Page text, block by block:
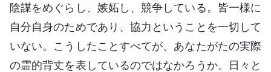
陰謀をめぐらし、嫉妬し、競争している。皆一様に
自分自身のためであり、協力ということを一切して
いない。こうしたことすべてが、あなたがたの実際
の霊的背丈を表しているのではなかろうか。日々と